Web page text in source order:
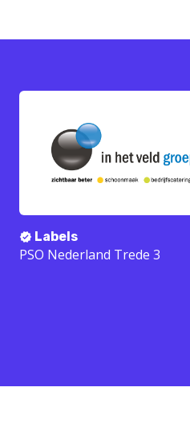
Labels
PSO Nederland Trede 3